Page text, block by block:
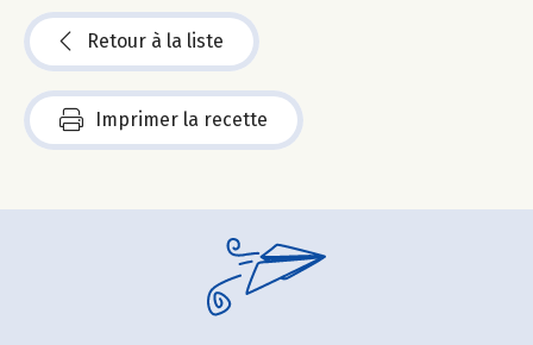
Retour à la liste
Imprimer la recette